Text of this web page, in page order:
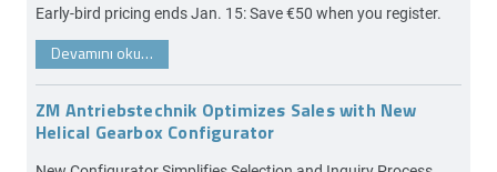
Early-bird pricing ends Jan. 15: Save €50 when you register.
Devamını oku…
ZM Antriebstechnik Optimizes Sales with New
Helical Gearbox Configurator